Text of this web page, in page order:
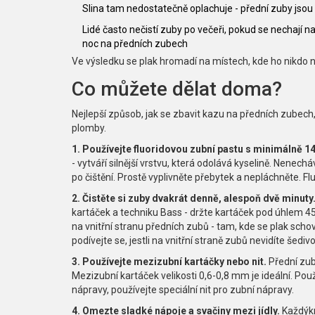
Slina tam nedostatečně oplachuje - přední zuby
Lidé často nečistí zuby po večeři, pokud se nechají
noc na předních zubech
Ve výsledku se plak hromadí na místech, kde ho nikdo
Co můžete dělat doma?
Nejlepší způsob, jak se zbavit kazu na předních
plomby.
1. Používejte fluoridovou zubní pastu s minimálně
- vytváří silnější vrstvu, která odolává kyselině.
po čištění. Prostě vyplivněte přebytek a nepláchněte.
2. Čistěte si zuby dvakrát denně, alespoň dvě minuty.
kartáček a techniku Bass - držte kartáček pod úhlem
na vnitřní stranu předních zubů - tam, kde se plak
podívejte se, jestli na vnitřní straně zubů nevidíte
3. Používejte mezizubní kartáčky nebo nit. Přední
Mezizubní kartáček velikosti 0,6-0,8 mm je ideální.
nápravy, používejte speciální nit pro zubní nápravy.
4. Omezte sladké nápoje a svačiny mezi jídly.